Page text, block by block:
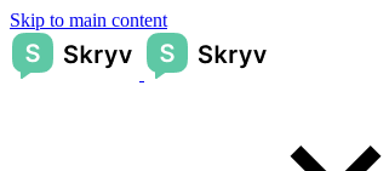
Skip to main content